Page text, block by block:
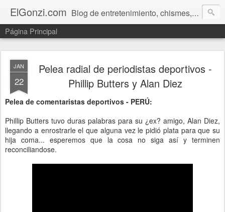
ElGonzi.com Blog de entretenimiento, chismes, humor, farándula, curiosidades, ovnis, noticias calientes, fotos, videos, paranormal y ¡más!
Página Principal
JAN
22
Pelea radial de periodistas deportivos -
Phillip Butters y Alan Diez
Pelea de comentaristas deportivos - PERÚ:
Phillip Butters tuvo duras palabras para su ¿ex? amigo, Alan Diez,
llegando a enrostrarle el que alguna vez le pidió plata para que su
hija coma... esperemos que la cosa no siga así y terminen
reconciliandose.